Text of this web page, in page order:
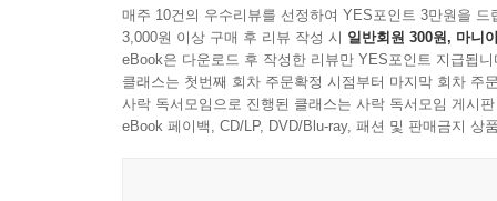
4 인과를 데이터 관찰로 알 수 있을까
원인은 필요조건이 아니라 충분조건이다 / 숙취의
5 탐정 셜록 홈스는 어떻게 범인을 추리할까
현대 포트폴리오이론과 자본자산가격결정모형에
헤지펀드 에머런스가 8조 원의 손해를 본 것도
상관계수의 오류는 방글라데시 버터 생산량
얼토당토않은 이야기이다.
매주 10건의 우수리뷰를 선정하여 YES포인트 3만원을 드
3,000원 이상 구매 후 리뷰 작성 시 일반회원 300원, 마니
eBook은 다운로드 후 작성한 리뷰만 YES포인트 지급됩니
클래스는 첫번째 회차 주문확정 시점부터 마지막 회차 주
사락 독서모임으로 진행된 클래스는 사락 독서모임 게시
eBook 페이백, CD/LP, DVD/Blu-ray, 패션 및 판매금지 상